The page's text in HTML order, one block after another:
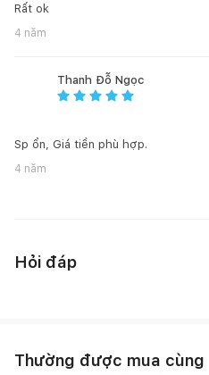
Rất ok
4 năm
Thanh Đỗ Ngọc
Sp ổn, Giá tiền phù hợp.
4 năm
Hỏi đáp
Thường được mua cùng